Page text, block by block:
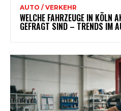
AUTO / VERKEHR
WELCHE FAHRZEUGE IN KÖLN
GEFRAGT SIND – TRENDS IM